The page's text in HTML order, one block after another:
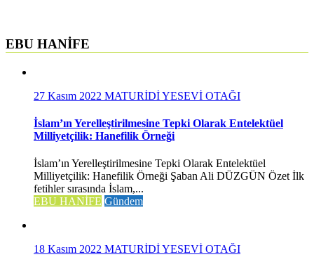
EBU HANİFE
27 Kasım 2022 MATURİDİ YESEVİ OTAĞI
İslam’ın Yerelleştirilmesine Tepki Olarak Entelektüel
Milliyetçilik: Hanefilik Örneği
İslam’ın Yerelleştirilmesine Tepki Olarak Entelektüel
Milliyetçilik: Hanefilik Örneği Şaban Ali DÜZGÜN Özet İlk
fetihler sırasında İslam,...
EBU HANİFE Gündem
18 Kasım 2022 MATURİDİ YESEVİ OTAĞI